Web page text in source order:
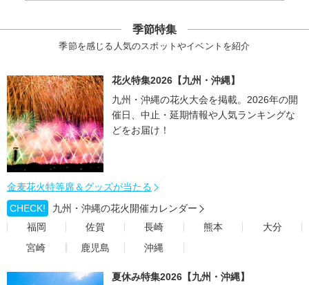
季節特集
季節を感じる人気のスポットやイベントを紹介
花火特集2026【九州・沖縄】
九州・沖縄の花火大会を掲載。2026年の開
催日、中止・延期情報や人気ランキングな
どをお届け！
金麦花火特等席＆グッズが当たる
CHECK!
九州・沖縄の花火開催カレンダー
福岡
佐賀 長崎 熊本
大分
宮崎
鹿児島 沖縄
夏休み特集2026【九州・沖縄】